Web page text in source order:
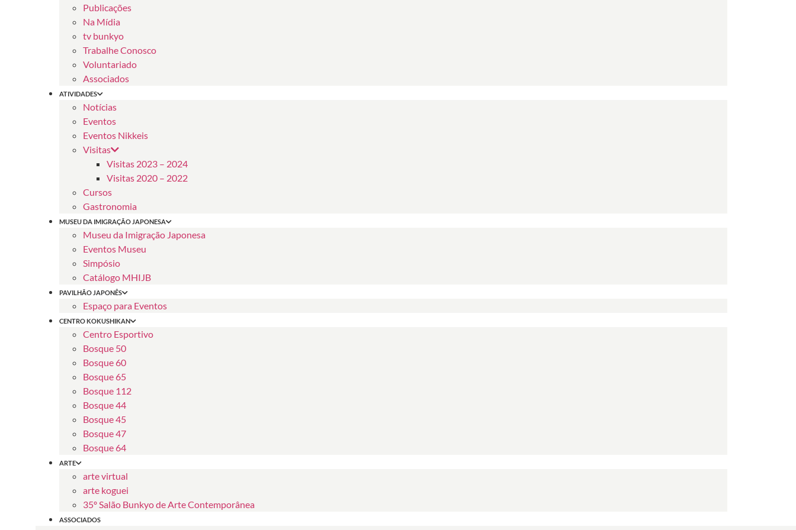
Publicações
Na Mídia
tv bunkyo
Trabalhe Conosco
Voluntariado
Associados
ATIVIDADES
Notícias
Eventos
Eventos Nikkeis
Visitas
Visitas 2023 – 2024
Visitas 2020 – 2022
Cursos
Gastronomia
MUSEU DA IMIGRAÇÃO JAPONESA
Museu da Imigração Japonesa
Eventos Museu
Simpósio
Catálogo MHIJB
PAVILHÃO JAPONÊS
Espaço para Eventos
CENTRO KOKUSHIKAN
Centro Esportivo
Bosque 50
Bosque 60
Bosque 65
Bosque 112
Bosque 44
Bosque 45
Bosque 47
Bosque 64
ARTE
arte virtual
arte koguei
35º Salão Bunkyo de Arte Contemporânea
ASSOCIADOS